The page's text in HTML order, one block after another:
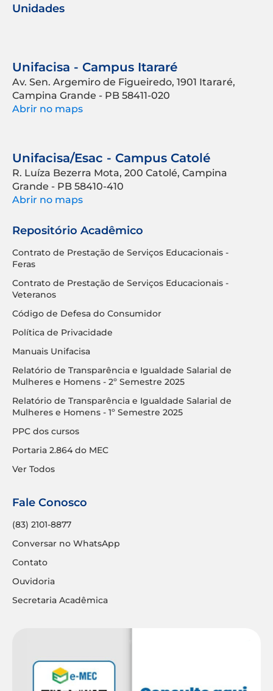
Unidades
Unifacisa - Campus Itararé
Av. Sen. Argemiro de Figueiredo, 1901 Itararé,
Campina Grande - PB 58411-020
Abrir no maps
Unifacisa/Esac - Campus Catolé
R. Luíza Bezerra Mota, 200 Catolé, Campina
Grande - PB 58410-410
Abrir no maps
Repositório Acadêmico
Contrato de Prestação de Serviços Educacionais -
Feras
Contrato de Prestação de Serviços Educacionais -
Veteranos
Código de Defesa do Consumidor
Política de Privacidade
Manuais Unifacisa
Relatório de Transparência e Igualdade Salarial de
Mulheres e Homens - 2º Semestre 2025
Relatório de Transparência e Igualdade Salarial de
Mulheres e Homens - 1º Semestre 2025
PPC dos cursos
Portaria 2.864 do MEC
Ver Todos
Fale Conosco
(83) 2101-8877
Conversar no WhatsApp
Contato
Ouvidoria
Secretaria Acadêmica